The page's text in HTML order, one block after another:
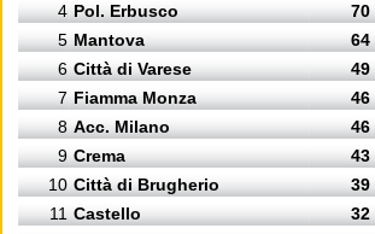
4 Pol. Erbusco 70
5 Mantova 64
6 Città di Varese 49
7 Fiamma Monza 46
8 Acc. Milano 46
9 Crema 43
10 Città di Brugherio 39
11 Castello 32